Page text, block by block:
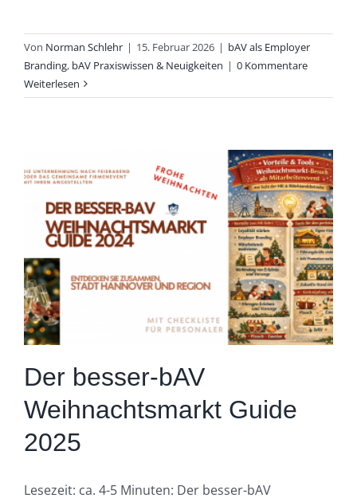
Von Norman Schlehr | 15. Februar 2026 | bAV als Employer
Branding, bAV Praxiswissen & Neuigkeiten | 0 Kommentare
Weiterlesen
Der besser-bAV
Weihnachtsmarkt Guide
2025
Lesezeit: ca. 4-5 Minuten: Der besser-bAV